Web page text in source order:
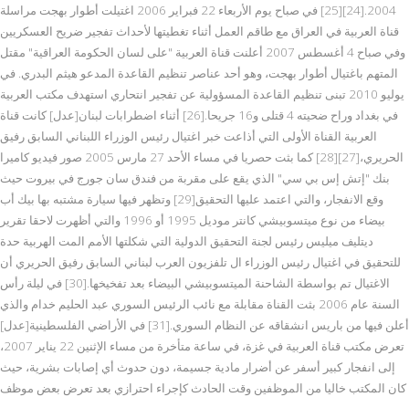
2004.[24][25] في صباح يوم الأربعاء 22 فبراير 2006 اغتيلت أطوار بهجت مراسلة
قناة العربية في العراق مع طاقم العمل أثناء تغطيتها لأحداث تفجير ضريح العسكريين
وفي صباح 4 أغسطس 2007 أعلنت قناة العربية "على لسان الحكومة العراقية" مقتل
المتهم باغتيال أطوار بهجت، وهو أحد عناصر تنظيم القاعدة المدعو هيثم البدري. في
يوليو 2010 تبنى تنظيم القاعدة المسؤولية عن تفجير انتحاري استهدف مكتب العربية
في بغداد وراح ضحيته 4 قتلى و16 جريحا.[26] أثناء اضطرابات لبنان[عدل] كانت قناة
العربية القناة الأولى التي أذاعت خبر اغتيال رئيس الوزراء اللبناني السابق رفيق
الحريري،[27][28] كما بثت حصريا في مساء الأحد 27 مارس 2005 صور فيديو كاميرا
بنك "إتش إس بي سي" الذي يقع على مقربة من فندق سان جورج في بيروت حيث
وقع الانفجار، والتي اعتمد عليها التحقيق[29] وتظهر فيها سيارة مشتبه بها بيك أب
بيضاء من نوع ميتسوبيشي كانتر موديل 1995 أو 1996 والتي أظهرت لاحقا تقرير
ديتليف ميليس رئيس لجنة التحقيق الدولية التي شكلتها الأمم المت الهربية حدة
للتحقيق في اغتيال رئيس الوزراء ال تلفزيون العرب لبناني السابق رفيق الحريري أن
الاغتيال تم بواسطة الشاحنة الميتسوبيشي البيضاء بعد تفخيخها.[30] في ليلة رأس
السنة عام 2006 بثت القناة مقابلة مع نائب الرئيس السوري عبد الحليم خدام والذي
أعلن فيها من باريس انشقاقه عن النظام السوري.[31] في الأراضي الفلسطينية[عدل]
تعرض مكتب قناة العربية في غزة، في ساعة متأخرة من مساء الإثنين 22 يناير 2007،
إلى انفجار كبير أسفر عن أضرار مادية جسيمة، دون حدوث أي إصابات بشرية، حيث
كان المكتب خاليا من الموظفين وقت الحادث كإجراء احترازي بعد تعرض بعض موظف